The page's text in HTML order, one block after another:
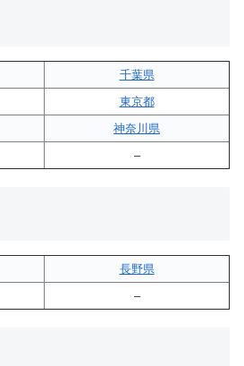
千葉県
東京都
神奈川県
–
長野県
–